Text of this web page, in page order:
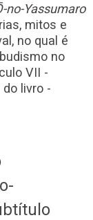
no-Yassumaro
mitos e
no qual é
no
VII -
livro -